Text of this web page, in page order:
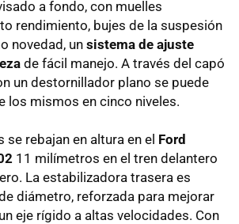
a fondo, con muelles
rendimiento, bujes de la suspesión
novedad, un sistema de ajuste
de fácil manejo. A través del capó
un destornillador plano se puede
los mismos en cinco niveles.
se rebajan en altura en el Ford
11 milímetros en el tren delantero
La estabilizadora trasera es
diámetro, reforzada para mejorar
eje rígido a altas velocidades. Con